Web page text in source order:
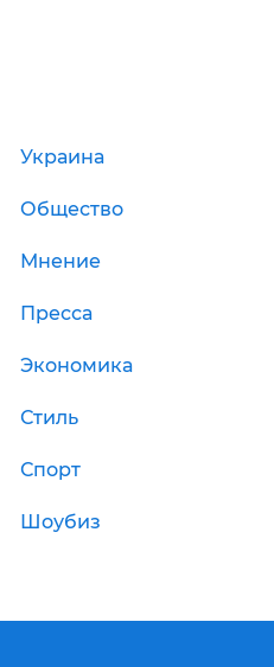
Украина
Общество
Мнение
Пресса
Экономика
Стиль
Спорт
Шоубиз